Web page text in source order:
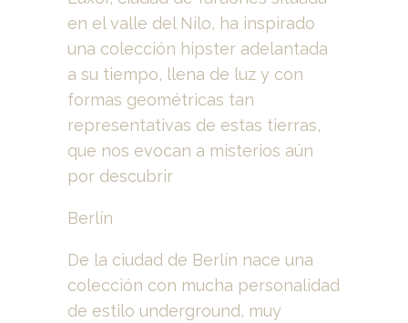
en el valle del Nilo, ha inspirado
una colección hipster adelantada
a su tiempo, llena de luz y con
formas geométricas tan
representativas de estas tierras,
que nos evocan a misterios aún
por descubrir
Berlín
De la ciudad de Berlín nace una
colección con mucha personalidad
de estilo underground, muy